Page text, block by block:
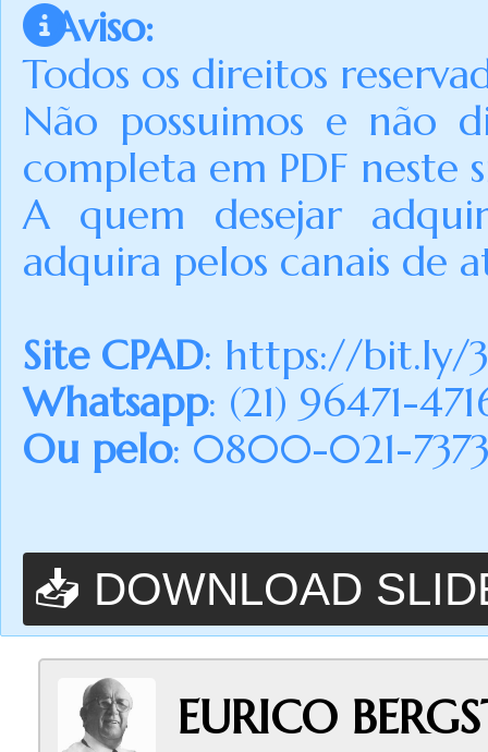
Aviso:
Todos os direitos
Não possuimos e não
completa em PDF neste
A quem desejar
adquira pelos canais de
Site CPAD: https://bit.ly/
Whatsapp: (21) 96471-
Ou pelo: 0800-021-7373
📥 DOWNLOAD
EURICO